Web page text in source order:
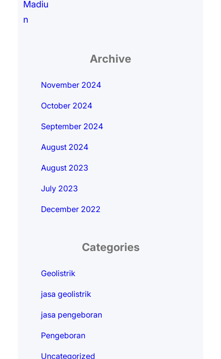
Archive
November 2024
October 2024
September 2024
August 2024
August 2023
July 2023
December 2022
Categories
Geolistrik
jasa geolistrik
jasa pengeboran
Pengeboran
Uncategorized